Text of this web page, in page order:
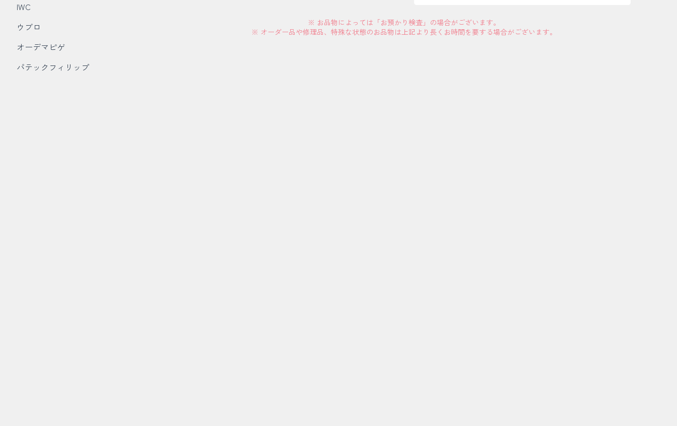
IWC
ウブロ
オーデマピゲ
パテックフィリップ
※ お品物によっては「お預かり検査」の場合がございます。
※ オーダー品や修理品、特殊な状態のお品物は上記より長くお時間を要する場合がございます。